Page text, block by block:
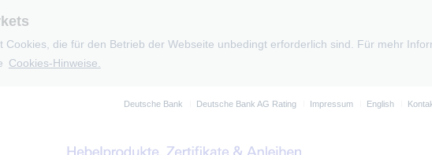
Cookies, die für den Betrieb der Webseite unbedingt erforderlich sind. Für mehr
Cookies-Hinweise.
Deutsche Bank Deutsche Bank AG Rating Impressum English